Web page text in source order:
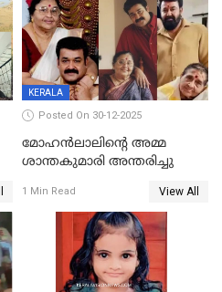
KERALA
Posted On 30-12-2025
മോഹന്‍ലാലിന്‍റെ അമ്മ
ശാന്തകുമാരി അന്തരിച്ചു
1 Min Read View All